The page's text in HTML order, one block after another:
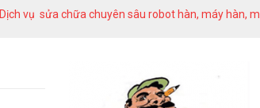
Dịch vụ sửa chữa chuyên sâu robot hàn, máy hàn,